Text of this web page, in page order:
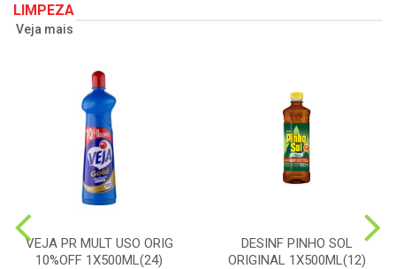
LIMPEZA
Veja mais
VEJA PR MULT USO ORIG
10%OFF 1X500ML(24)
DESINF PINHO SOL
ORIGINAL 1X500ML(12)